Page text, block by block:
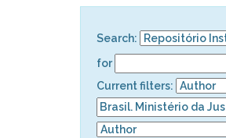
Search:
for
Current filters: